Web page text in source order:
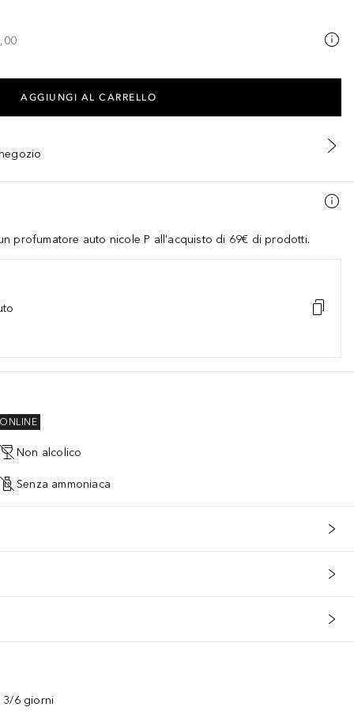
AGGIUNGI AL CARRELLO
profumatore auto nicole P all'acquisto di 69€ di prodotti.
Non alcolico
Senza ammoniaca
3/6 giorni